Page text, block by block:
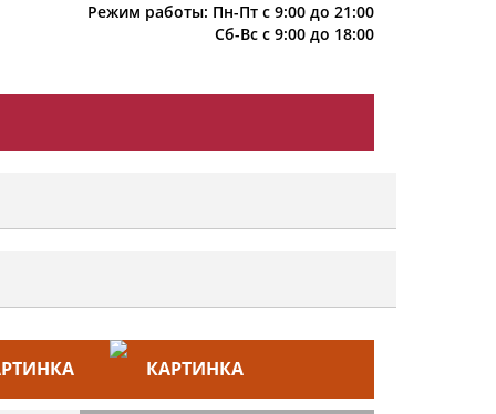
Режим работы: Пн-Пт с 9:00 до 21:00
Сб-Вс с 9:00 до 18:00